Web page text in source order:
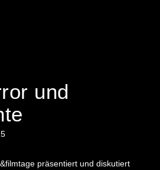
und
präsentiert und diskutiert